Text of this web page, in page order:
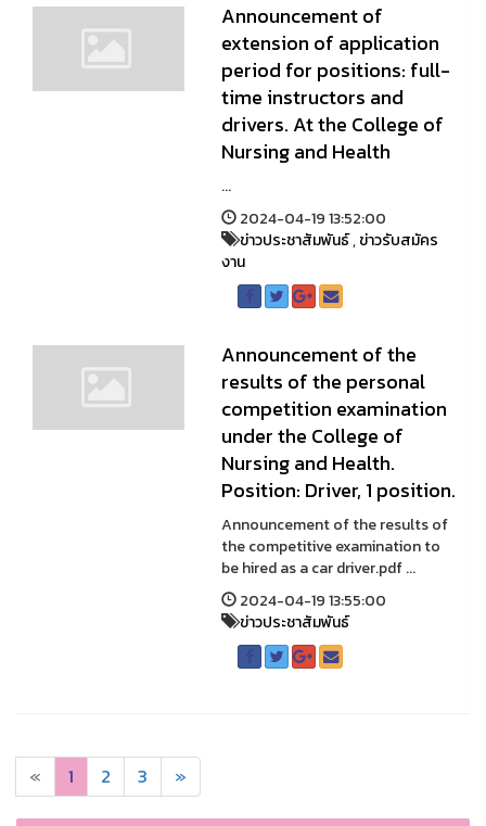
Announcement of
extension of application
period for positions: full-
time instructors and
drivers. At the College of
Nursing and Health
...
2024-04-19 13:52:00
ข่าวประชาสัมพันธ์,ข่าวรับสมัคร
งาน
Announcement of the
results of the personal
competition examination
under the College of
Nursing and Health.
Position: Driver, 1 position.
Announcement of the results of
the competitive examination to
be hired as a car driver.pdf ...
2024-04-19 13:55:00
ข่าวประชาสัมพันธ์
« 1 2 3 »